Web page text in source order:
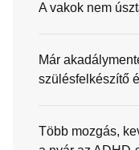
A vakok nem
Már
szülésfelkészítő
Több mozgás,